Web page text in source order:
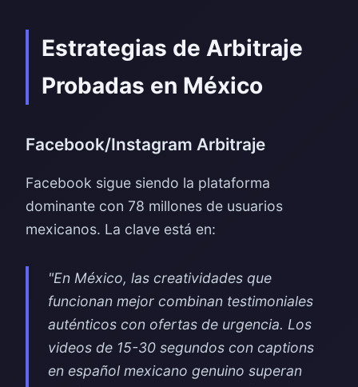
Estrategias de Arbitraje
Probadas en México
Facebook/Instagram Arbitraje
Facebook sigue siendo la plataforma
dominante con 78 millones de usuarios
mexicanos. La clave está en:
"En México, las creatividades que
funcionan mejor combinan testimoniales
auténticos con ofertas de urgencia. Los
videos de 15-30 segundos con captions
en español mexicano genuino superan